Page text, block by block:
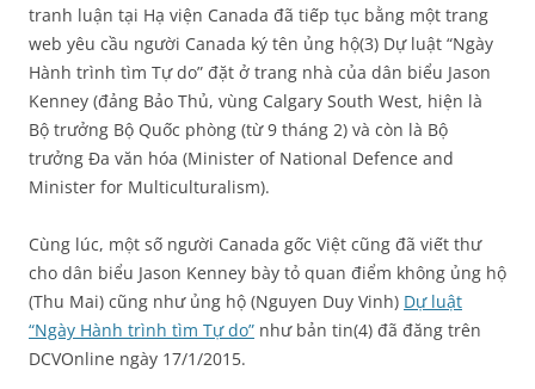
tranh luận tại Hạ viện Canada đã tiếp tục bằng một trang
web yêu cầu người Canada ký tên ủng hộ(3) Dự luật “Ngày
Hành trình tìm Tự do” đặt ở trang nhà của dân biểu Jason
Kenney (đảng Bảo Thủ, vùng Calgary South West, hiện là
Bộ trưởng Bộ Quốc phòng (từ 9 tháng 2) và còn là Bộ
trưởng Đa văn hóa (Minister of National Defence and
Minister for Multiculturalism).
Cùng lúc, một số người Canada gốc Việt cũng đã viết thư
cho dân biểu Jason Kenney bày tỏ quan điểm không ủng hộ
(Thu Mai) cũng như ủng hộ (Nguyen Duy Vinh) Dự luật
“Ngày Hành trình tìm Tự do” như bản tin(4) đã đăng trên
DCVOnline ngày 17/1/2015.